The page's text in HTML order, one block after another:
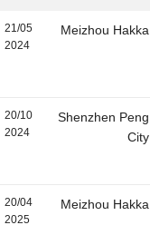
21/05
2024
Meizhou Hakka
20/10
2024
Shenzhen Peng
City
20/04
2025
Meizhou Hakka